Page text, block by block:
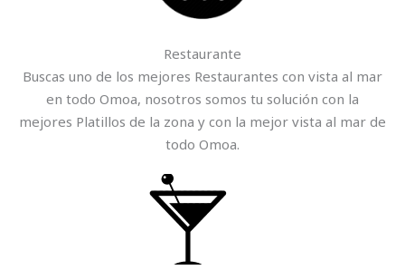
Restaurante
Buscas uno de los mejores Restaurantes con vista al mar
en todo Omoa, nosotros somos tu solución con la
mejores Platillos de la zona y con la mejor vista al mar de
todo Omoa.